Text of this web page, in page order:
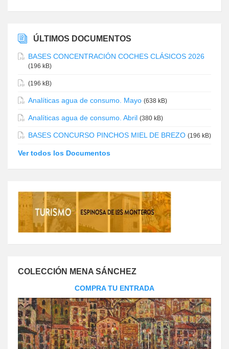
ÚLTIMOS DOCUMENTOS
BASES CONCENTRACIÓN COCHES CLÁSICOS 2026
(196 kB)
(196 kB)
Analíticas agua de consumo. Mayo (638 kB)
Analíticas agua de consumo. Abril (380 kB)
BASES CONCURSO PINCHOS MIEL DE BREZO (196 kB)
Ver todos los Documentos
COLECCIÓN MENA SÁNCHEZ
COMPRA TU ENTRADA